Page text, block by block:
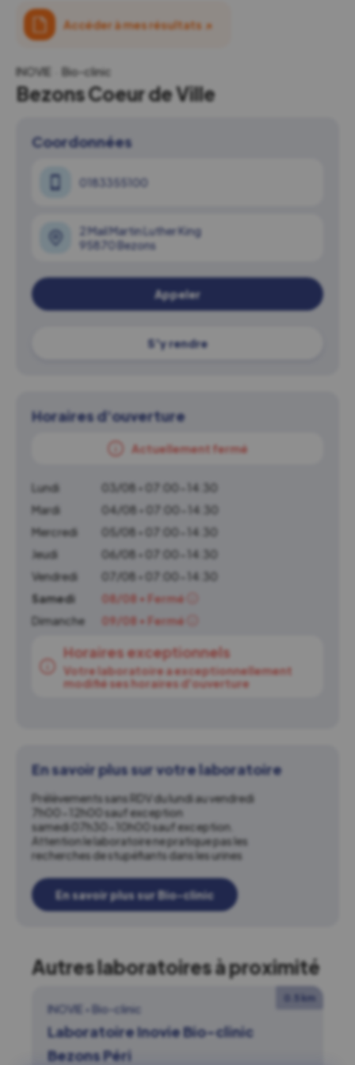
Accéder à mes résultats ↗
INOVIE Bio-clinic
Bezons Coeur de Ville
Coordonnées
0183355100
2 Mail Martin Luther King
95870 Bezons
Appeler
S'y rendre
Horaires d'ouverture
Actuellement fermé
Lundi
03/08 • 07:00-14:30
Mardi
04/08 • 07:00-14:30
Mercredi
05/08 • 07:00-14:30
Jeudi
06/08 • 07:00-14:30
Vendredi
07/08 • 07:00-14:30
Samedi
08/08 • Fermé
Dimanche
09/08 • Fermé
Horaires exceptionnels
Votre laboratoire a exceptionnellement
modifié ses horaires d'ouverture
En savoir plus sur votre laboratoire
Prélèvements sans RDV du lundi au vendredi
7h00-12h00 sauf exception
samedi 07h30-10h00 sauf exception.
Attention le laboratoire ne pratique pas les
recherches de stupéfiants dans les urines
En savoir plus sur Bio-clinic
Autres laboratoires à proximité
0.5 km
INOVIE • Bio-clinic
Laboratoire Inovie Bio-clinic
Bezons Péri